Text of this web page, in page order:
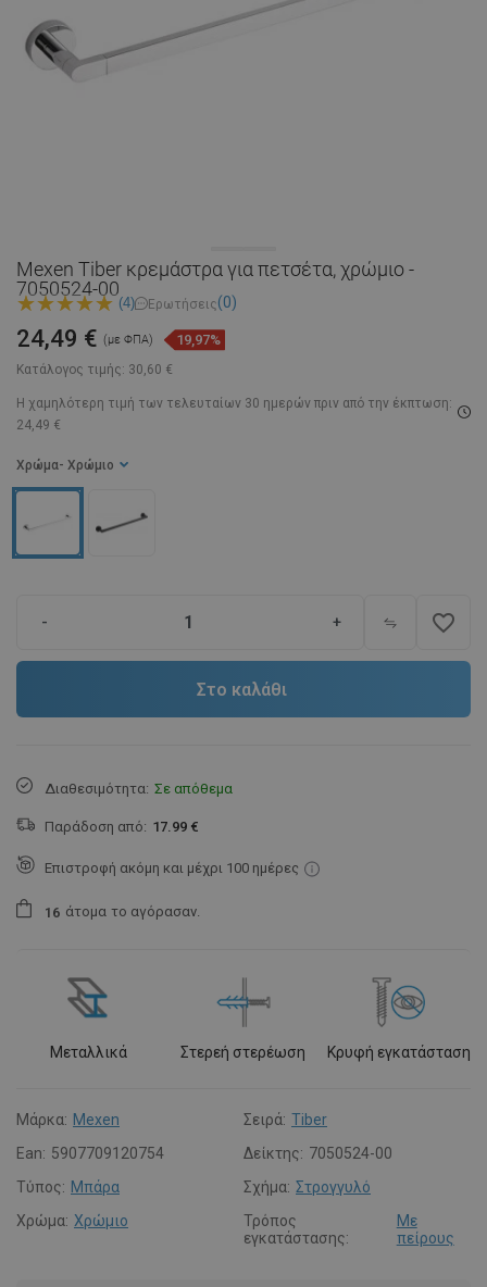
Mexen Tiber κρεμάστρα για πετσέτα, χρώμιο -
7050524-00
(4) Ερωτήσεις(0)
Κατάλογος τιμής: 30,60 €
24,49 € (με ΦΠΑ) 19,97%
Η χαμηλότερη τιμή των τελευταίων 30 ημερών πριν από την έκπτωση:
24,49 €
Χρώμα - Χρώμιο
- + favorite_border
Στο καλάθι
Διαθεσιμότητα: Σε απόθεμα
Παράδοση από: 17.99 €
Επιστροφή ακόμη και μέχρι 100 ημέρες
1 6 άτομα το αγόρασαν.
Μεταλλικά Στερεή στερέωση Κρυφή εγκατάσταση
Μάρκα: Mexen Σειρά: Tiber
Ean: 5907709120754 Δείκτης: 7050524-00
Τύπος: Μπάρα Σχήμα: Στρογγυλό
Χρώμα: Χρώμιο
Τρόπος
εγκατάστασης:
Με
πείρους